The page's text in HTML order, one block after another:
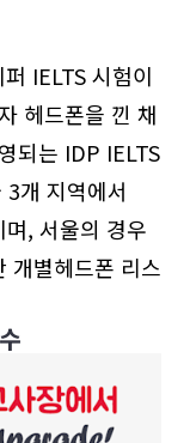
IELTS 시험이
헤드폰을 낀 채
되는 IDP IELTS
개 지역에서
, 서울의 경우
개별헤드폰 리스